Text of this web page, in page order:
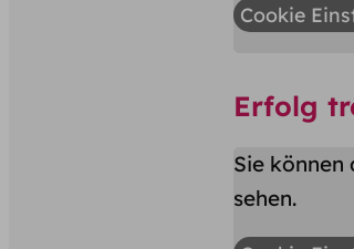
Cookie
Erfolg
Sie
sehen.